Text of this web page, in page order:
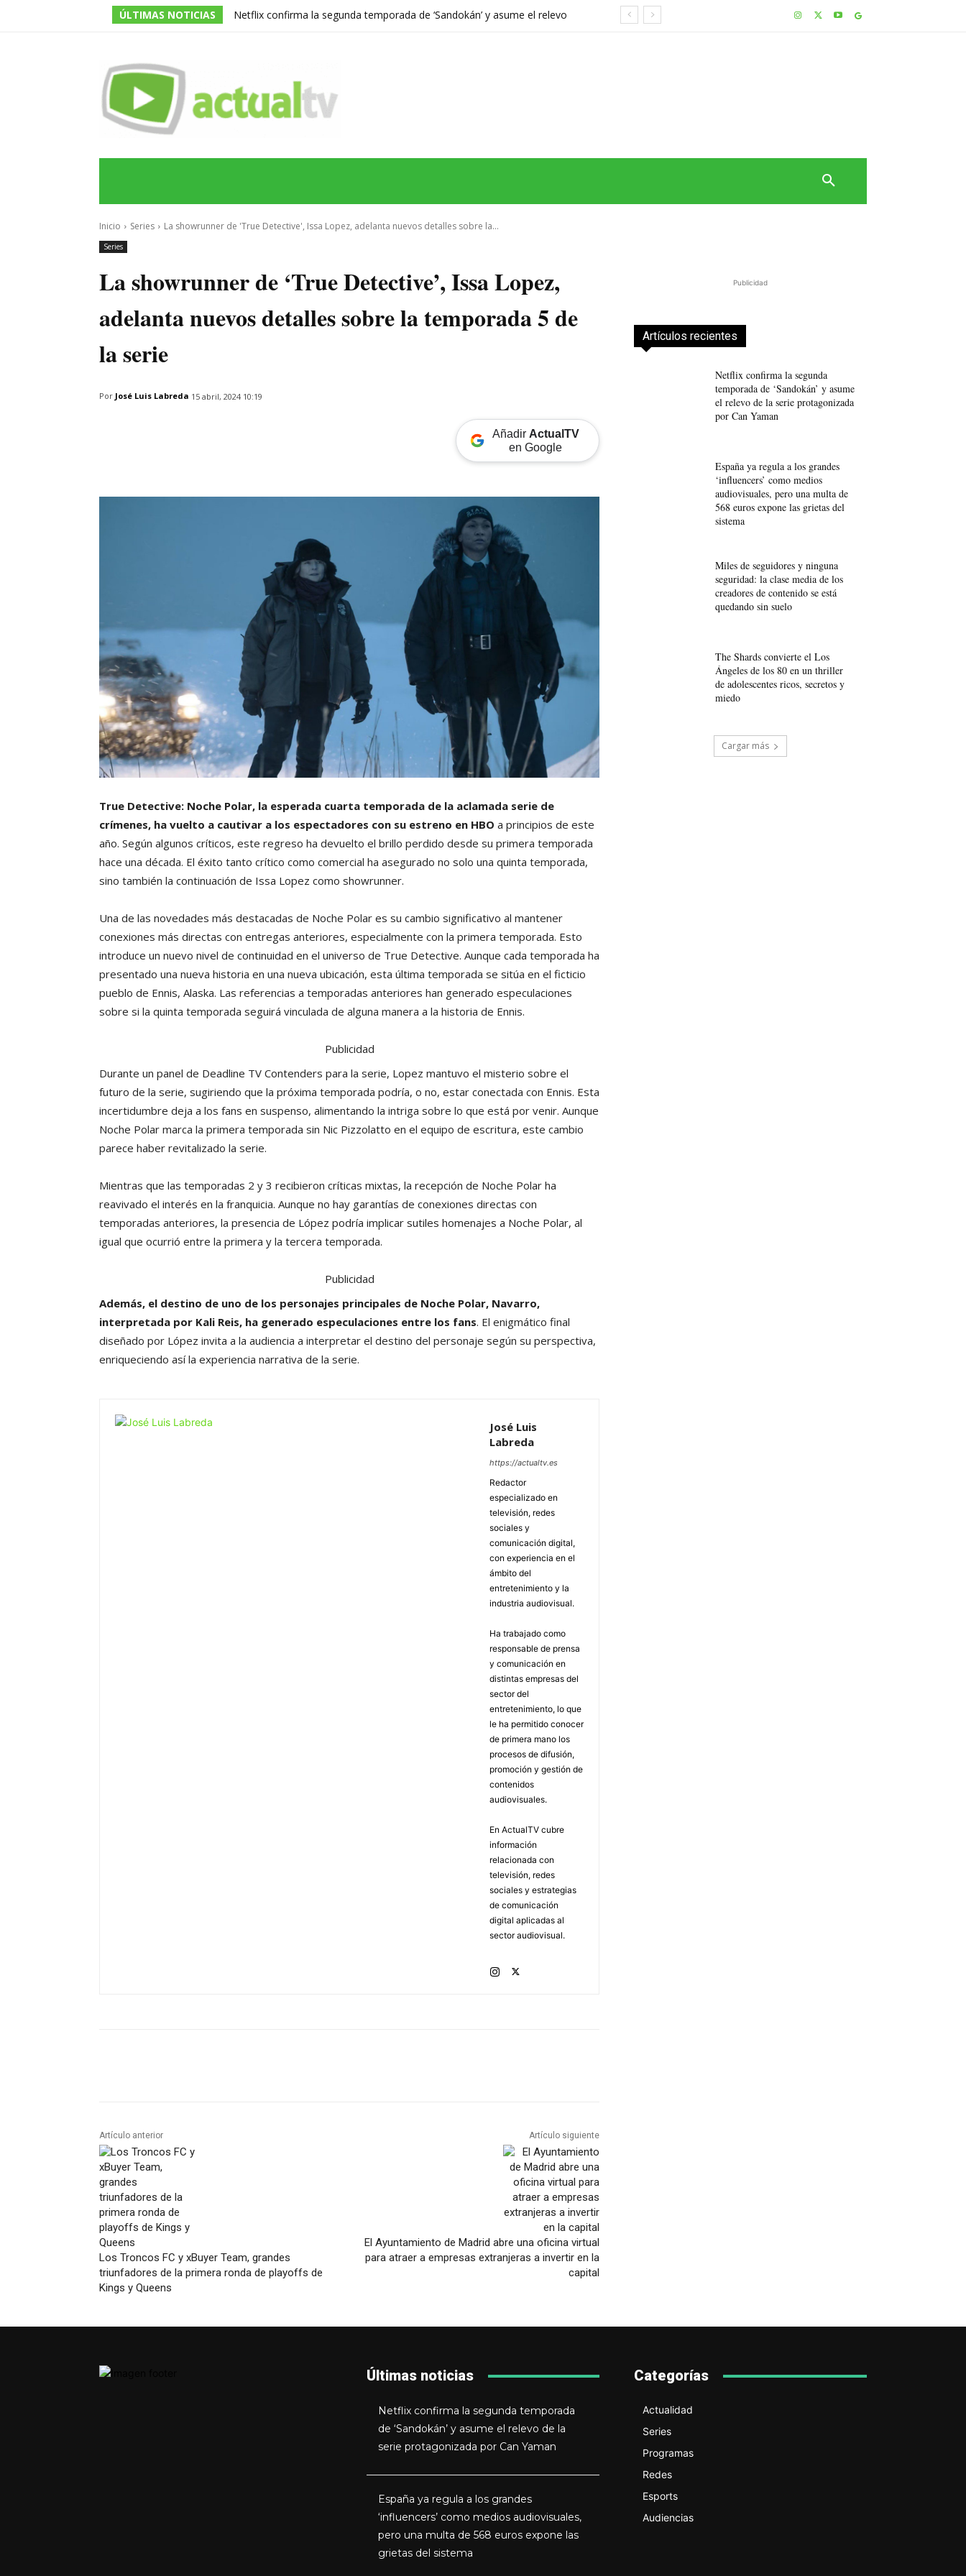
ÚLTIMAS NOTICIAS
Netflix confirma la segunda temporada de ‘Sandokán’ y asume el relevo
Inicio Series La showrunner de 'True Detective', Issa Lopez, adelanta nuevos detalles sobre la...
Series
La showrunner de ‘True Detective’, Issa Lopez,
adelanta nuevos detalles sobre la temporada 5 de
la serie
Por José Luis Labreda 15 abril, 2024 10:19
Añadir ActualTV
en Google
True Detective: Noche Polar, la esperada cuarta temporada de la aclamada serie de
crímenes, ha vuelto a cautivar a los espectadores con su estreno en HBO a principios de este
año. Según algunos críticos, este regreso ha devuelto el brillo perdido desde su primera temporada
hace una década. El éxito tanto crítico como comercial ha asegurado no solo una quinta temporada,
sino también la continuación de Issa Lopez como showrunner.
Una de las novedades más destacadas de Noche Polar es su cambio significativo al mantener
conexiones más directas con entregas anteriores, especialmente con la primera temporada. Esto
introduce un nuevo nivel de continuidad en el universo de True Detective. Aunque cada temporada ha
presentado una nueva historia en una nueva ubicación, esta última temporada se sitúa en el ficticio
pueblo de Ennis, Alaska. Las referencias a temporadas anteriores han generado especulaciones
sobre si la quinta temporada seguirá vinculada de alguna manera a la historia de Ennis.
Publicidad
Durante un panel de Deadline TV Contenders para la serie, Lopez mantuvo el misterio sobre el
futuro de la serie, sugiriendo que la próxima temporada podría, o no, estar conectada con Ennis. Esta
incertidumbre deja a los fans en suspenso, alimentando la intriga sobre lo que está por venir. Aunque
Noche Polar marca la primera temporada sin Nic Pizzolatto en el equipo de escritura, este cambio
parece haber revitalizado la serie.
Mientras que las temporadas 2 y 3 recibieron críticas mixtas, la recepción de Noche Polar ha
reavivado el interés en la franquicia. Aunque no hay garantías de conexiones directas con
temporadas anteriores, la presencia de López podría implicar sutiles homenajes a Noche Polar, al
igual que ocurrió entre la primera y la tercera temporada.
Publicidad
Además, el destino de uno de los personajes principales de Noche Polar, Navarro,
interpretada por Kali Reis, ha generado especulaciones entre los fans. El enigmático final
diseñado por López invita a la audiencia a interpretar el destino del personaje según su perspectiva,
enriqueciendo así la experiencia narrativa de la serie.
José Luis
Labreda
https://actualtv.es
Redactor
especializado en
televisión, redes
sociales y
comunicación digital,
con experiencia en el
ámbito del
entretenimiento y la
industria audiovisual.
Ha trabajado como
responsable de prensa
y comunicación en
distintas empresas del
sector del
entretenimiento, lo que
le ha permitido conocer
de primera mano los
procesos de difusión,
promoción y gestión de
contenidos
audiovisuales.
En ActualTV cubre
información
relacionada con
televisión, redes
sociales y estrategias
de comunicación
digital aplicadas al
sector audiovisual.
Artículo anterior
Los Troncos FC y xBuyer Team, grandes
triunfadores de la primera ronda de playoffs de
Kings y Queens
Artículo siguiente
El Ayuntamiento de Madrid abre una oficina virtual
para atraer a empresas extranjeras a invertir en la
capital
Publicidad
Artículos recientes
Netflix confirma la segunda
temporada de ‘Sandokán’ y asume
el relevo de la serie protagonizada
por Can Yaman
España ya regula a los grandes
‘influencers’ como medios
audiovisuales, pero una multa de
568 euros expone las grietas del
sistema
Miles de seguidores y ninguna
seguridad: la clase media de los
creadores de contenido se está
quedando sin suelo
The Shards convierte el Los
Ángeles de los 80 en un thriller
de adolescentes ricos, secretos y
miedo
Cargar más
Últimas noticias
Netflix confirma la segunda temporada
de ‘Sandokán’ y asume el relevo de la
serie protagonizada por Can Yaman
España ya regula a los grandes
‘influencers’ como medios audiovisuales,
pero una multa de 568 euros expone las
grietas del sistema
Categorías
Actualidad
Series
Programas
Redes
Esports
Audiencias